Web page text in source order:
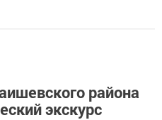
района
экскурс